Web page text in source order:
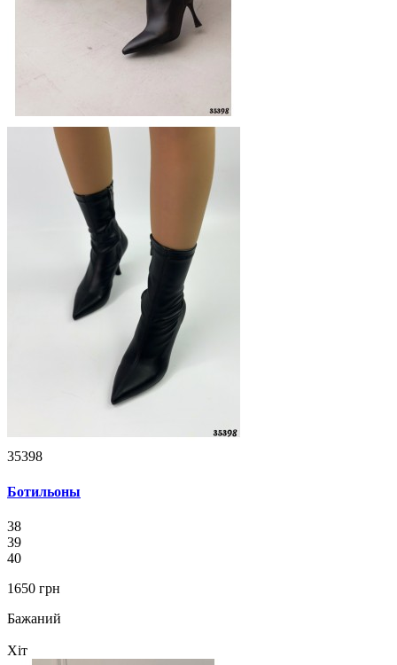
35398
Ботильоны
38
39
40
1650 грн
Бажаний
Хіт